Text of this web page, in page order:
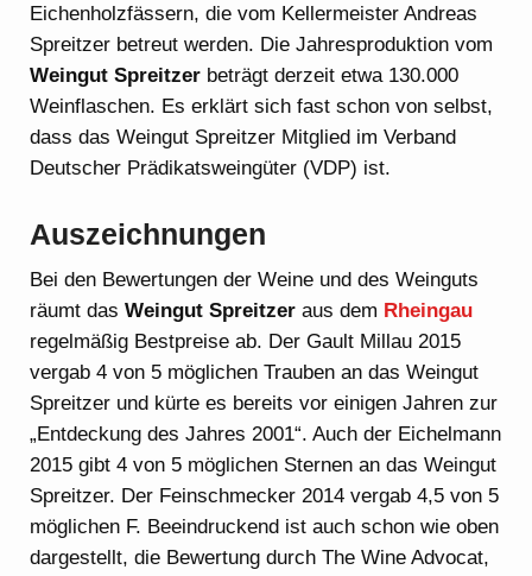
Eichenholzfässern, die vom Kellermeister Andreas
Spreitzer betreut werden. Die Jahresproduktion vom
Weingut Spreitzer beträgt derzeit etwa 130.000
Weinflaschen. Es erklärt sich fast schon von selbst,
dass das Weingut Spreitzer Mitglied im Verband
Deutscher Prädikatsweingüter (VDP) ist.
Auszeichnungen
Bei den Bewertungen der Weine und des Weinguts
räumt dasWeingut Spreitzer aus dem Rheingau
regelmäßig Bestpreise ab. Der Gault Millau 2015
vergab 4 von 5 möglichen Trauben an das Weingut
Spreitzer und kürte es bereits vor einigen Jahren zur
„Entdeckung des Jahres 2001“. Auch der Eichelmann
2015 gibt 4 von 5 möglichen Sternen an das Weingut
Spreitzer. Der Feinschmecker 2014 vergab 4,5 von 5
möglichen F. Beeindruckend ist auch schon wie oben
dargestellt, die Bewertung durch The Wine Advocat,